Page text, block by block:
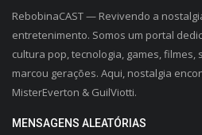
RebobinaCAST — Revivendo a
entretenimento. Somos um portal
cultura pop, tecnologia, games,
marcou gerações. Aqui, nostalgia
MisterEverton & GuilViotti.
MENSAGENS ALEATÓRIAS